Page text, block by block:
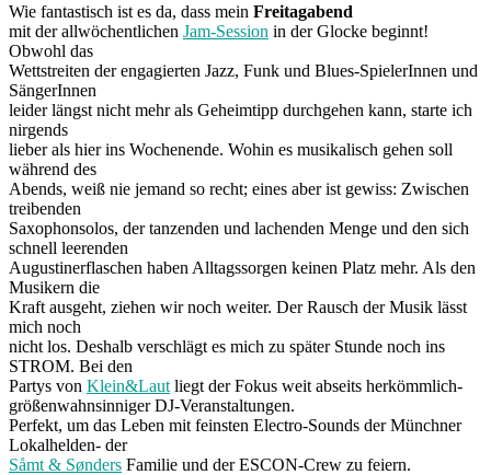
Wie fantastisch ist es da, dass mein Freitagabend
mit der allwöchentlichen Jam-Session in der Glocke beginnt!
Obwohl das
Wettstreiten der engagierten Jazz, Funk und Blues-SpielerInnen und
SängerInnen
leider längst nicht mehr als Geheimtipp durchgehen kann, starte ich
nirgends
lieber als hier ins Wochenende. Wohin es musikalisch gehen soll
während des
Abends, weiß nie jemand so recht; eines aber ist gewiss: Zwischen
treibenden
Saxophonsolos, der tanzenden und lachenden Menge und den sich
schnell leerenden
Augustinerflaschen haben Alltagssorgen keinen Platz mehr. Als den
Musikern die
Kraft ausgeht, ziehen wir noch weiter. Der Rausch der Musik lässt
mich noch
nicht los. Deshalb verschlägt es mich zu später Stunde noch ins
STROM. Bei den
Partys von Klein&Laut liegt der Fokus weit abseits herkömmlich-
größenwahnsinniger DJ-Veranstaltungen.
Perfekt, um das Leben mit feinsten Electro-Sounds der Münchner
Lokalhelden- der
Såmt & Sønders Familie und der ESCON-Crew zu feiern.